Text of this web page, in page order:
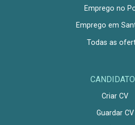
Emprego no
Emprego em
Todas as
Criar CV
Guardar CV